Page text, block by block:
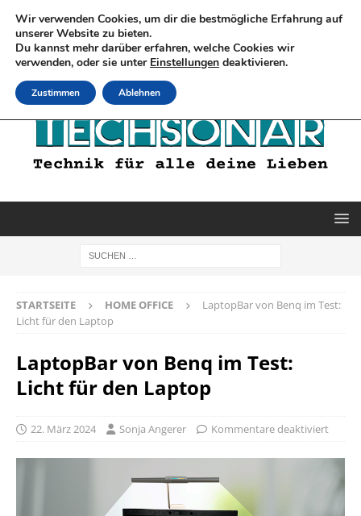
STARTSEITE HOME OFFICE
LaptopBar von Benq im Test:
Licht für den Laptop
LaptopBar von Benq im Test:
Licht für den Laptop
22. März 2024 Sonja Angerer Kommentare deaktiviert
Wir verwenden Cookies, um dir die bestmögliche Erfahrung auf
unserer Website zu bieten.
Du kannst mehr darüber erfahren, welche Cookies wir
verwenden, oder sie unter Einstellungen deaktivieren.
Zustimmen Ablehnen